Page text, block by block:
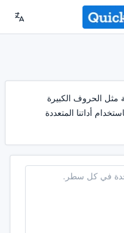
الحروف الكبيرة
أداتنا المتعددة